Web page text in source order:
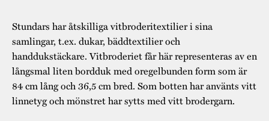
Vandringsleden
Tillgänglighet
Trygghet
Boka utrymme
Museets historia
Kalas på Stundars
Stundars teater
Jarl Hemmer
Museistugorna
Byggnadsvård
Rödmyllan
Museipedagogik
STUNDARSVÄNNER
Stundarsvänner
Marknader
Stundars har åtskilliga vitbroderitextilier i sina
samlingar, t.ex. dukar, bäddtextilier och
handdukstäckare. Vitbroderiet får här representeras av en
långsmal liten bordduk med oregelbunden form som är
84 cm lång och 36,5 cm bred. Som botten har använts vitt
linnetyg och mönstret har sytts med vitt brodergarn.